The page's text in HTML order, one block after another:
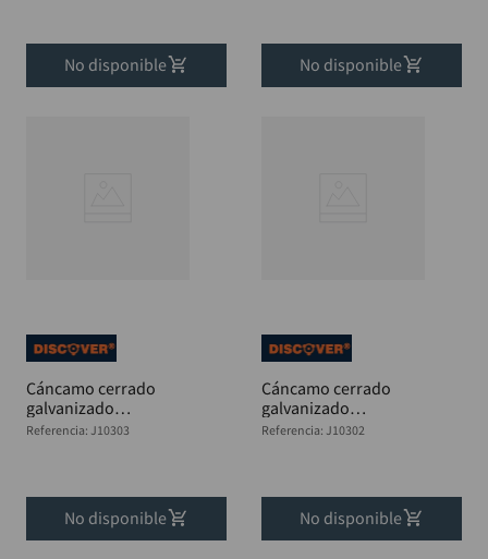
No disponible No disponible
Cáncamo cerrado
galvanizado
perforante 5/16x 4"
Referencia: J10303
No disponible
Cáncamo cerrado
galvanizado
perforante 1/4 x 5"
Referencia: J10302
No disponible